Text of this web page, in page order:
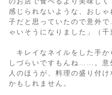
感じられないような、おし
子だと思っていたので意外
ゃいそうになりました」（千
キレイなネイルをした手か
しづらいですもんね……。意
人のほうが、料理の盛り付
かもしれません。